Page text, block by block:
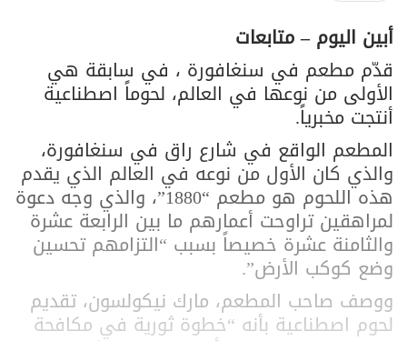
أبين اليوم – متابعات
قدّم مطعم في سنغافورة ، في سابقة هي
الأولى من نوعها في العالم، لحوماً اصطناعية
أنتجت مخبرياً.
المطعم الواقع في شارع راق في سنغافورة،
والذي كان الأول من نوعه في العالم الذي يقدم
هذه اللحوم هو مطعم “1880”، والذي وجه دعوة
لمراهقين تراوحت أعمارهم ما بين الرابعة عشرة
والثامنة عشرة خصيصاً بسبب “التزامهم تحسين
وضع كوكب الأرض”.
ووصف صاحب المطعم، مارك نيكولسون، تقديم
لحوم اصطناعية بأنه “خطوة ثورية في مكافحة